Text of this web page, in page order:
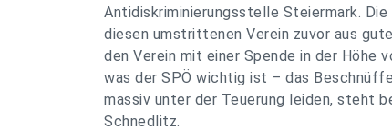
Antidiskriminierungsstelle Steiermark.
diesen umstrittenen Verein zuvor aus
den Verein mit einer Spende in der Höhe
was der SPÖ wichtig ist – das
massiv unter der Teuerung leiden, steht
Schnedlitz.